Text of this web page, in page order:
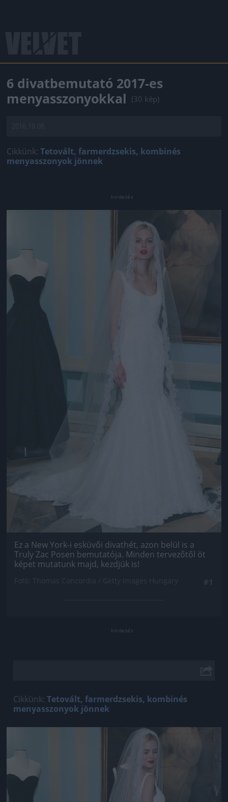
6 divatbemutató 2017-es
menyasszonyokkal (30 kép)
Cikkünk: Tetovált, farmerdzsekis, kombinés
menyasszonyok jönnek
Jön még kép!
Ez a New York-i esküvői divathét, azon belül is a
Truly Zac Posen bemutatója. Minden tervezőtől öt
képet mutatunk majd, kezdjük is!
Cikkünk: Tetovált, farmerdzsekis, kombinés
menyasszonyok jönnek
Jön még kép!